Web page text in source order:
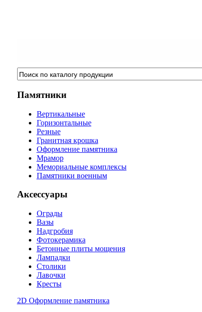
Памятники
Вертикальные
Горизонтальные
Резные
Гранитная крошка
Оформление памятника
Мрамор
Мемориальные комплексы
Памятники военным
Аксессуары
Ограды
Вазы
Надгробия
Фотокерамика
Бетонные плиты мощения
Лампадки
Столики
Лавочки
Кресты
2D Оформление памятника